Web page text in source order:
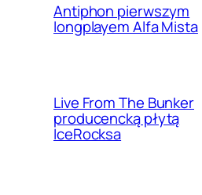
Antiphon pierwszym
longplayem Alfa Mista
Live From The Bunker
producencką płytą
IceRocksa